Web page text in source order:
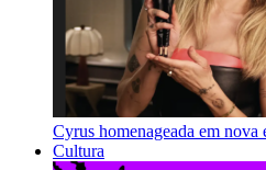
Cyrus homenageada em nova
Cultura